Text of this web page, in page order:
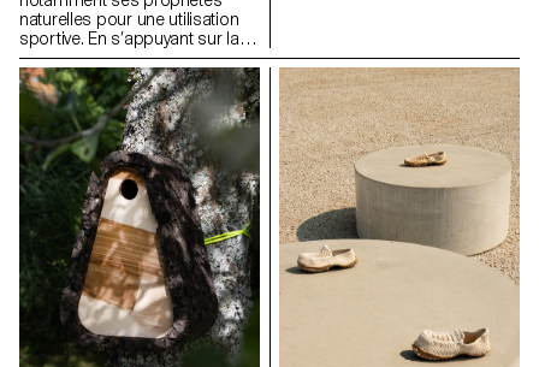
naturelles pour une utilisation
sportive. En s’appuyant sur la
référence de la botte
traditionnelle russe appelée
valenki, il réimagine la place de
la laine dans une chaussure
hybride, adaptée à la fois à la
randonnée et a une utilisation
quotidienne. La chaussure se
compose d’un "upper" en
mousse EVA thermoformée qui
accueille un chausson en laine
feutrée.
système qui s’ajuste avec le
temps: un soutien-gorge en
pièces détachées, bonnets,
bande sous-poitrine, bretelles,
attaches, baleine, à assembler,
remplacer indépendamment,
réadapter et personnaliser. Les
différentes pièces sont
tricotées en 3D, sans couture
et compostables
industriellement. La baleine et
les attaches quant à elles sont
l’objet, mais l’objet qui évolue